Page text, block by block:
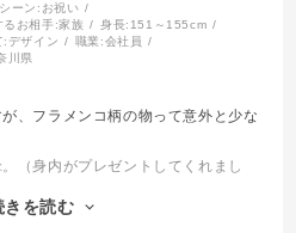
シーン: お祝い
るお相手:家族 身長: 151～155cm
: デザイン 職業:会社員
川県
、フラメンコ柄の物って意外と少な
（身内がプレゼントしてくれまし
すし、踊り仲間からも羨ましがられ
きを読む